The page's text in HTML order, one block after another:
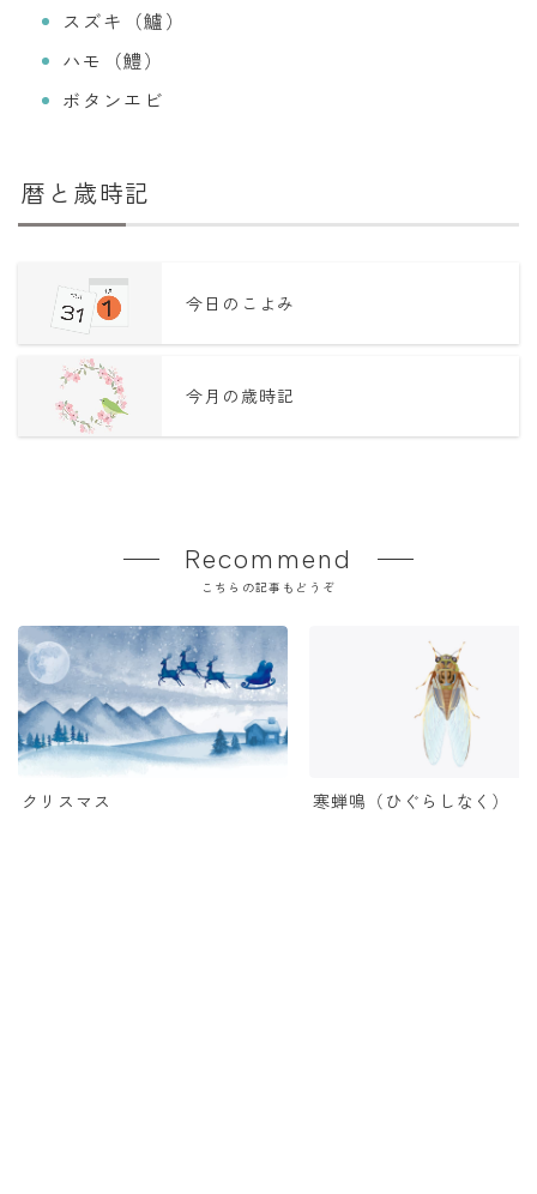
スズキ（鱸）
ハモ（鱧）
ボタンエビ
暦と歳時記
今日のこよみ
今月の歳時記
Recommend
こちらの記事もどうぞ
クリスマス 寒蝉鳴（ひぐらしなく）